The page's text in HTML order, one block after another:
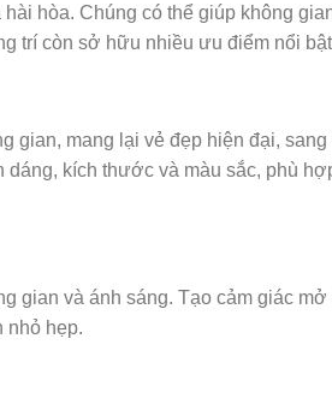
hòa. Chúng có thể giúp không
trí còn sở hữu nhiều ưu điểm nổi
gian, mang lại vẻ đẹp hiện đại, sang
kích thước và màu sắc, phù
gian và ánh sáng. Tạo cảm giác
nhỏ hẹp.